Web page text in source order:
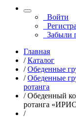
Войти
Забыли
Главная
/Каталог
/Обеденные
/Обеденные
ротанга
/Обеденный
ротанга
/